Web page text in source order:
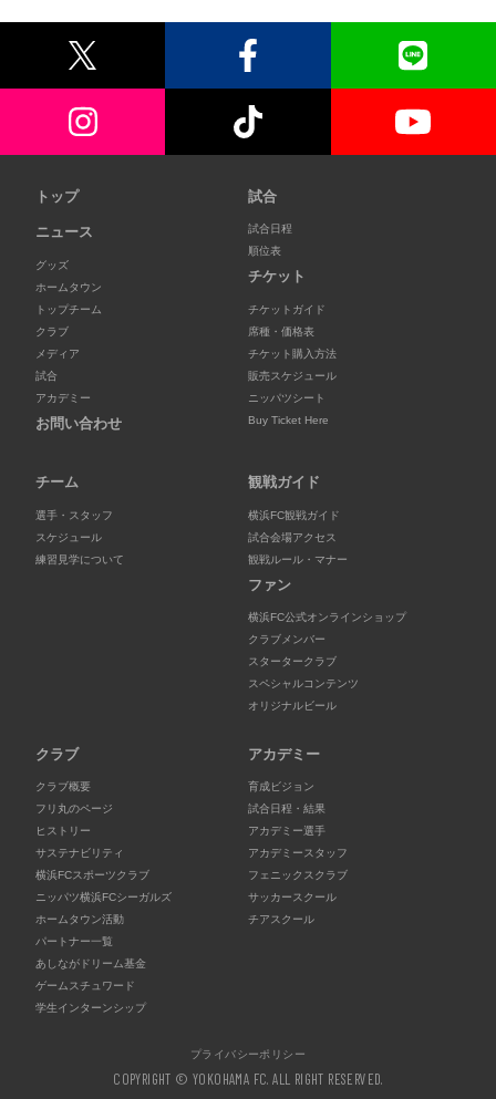
トップ
ニュース
グッズ
ホームタウン
トップチーム
クラブ
メディア
試合
アカデミー
お問い合わせ
試合
試合日程
順位表
チケット
チケットガイド
席種・価格表
チケット購入方法
販売スケジュール
ニッパツシート
Buy Ticket Here
チーム
選手・スタッフ
スケジュール
練習見学について
観戦ガイド
横浜FC観戦ガイド
試合会場アクセス
観戦ルール・マナー
ファン
横浜FC公式オンラインショップ
クラブメンバー
スタータークラブ
スペシャルコンテンツ
オリジナルビール
クラブ
クラブ概要
フリ丸のページ
ヒストリー
サステナビリティ
横浜FCスポーツクラブ
ニッパツ横浜FCシーガルズ
ホームタウン活動
パートナー一覧
あしながドリーム基金
ゲームスチュワード
学生インターンシップ
アカデミー
育成ビジョン
試合日程・結果
アカデミー選手
アカデミースタッフ
フェニックスクラブ
サッカースクール
チアスクール
プライバシーポリシー
COPYRIGHT © YOKOHAMA FC. ALL RIGHT RESERVED.